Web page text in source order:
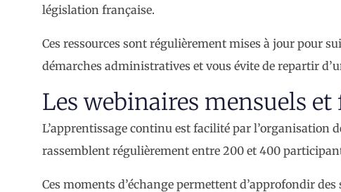
législation française.
Ces ressources sont régulièrement mises à jour pour
démarches administratives et vous évite de repartir
Les webinaires mensuels
L’apprentissage continu est facilité par l’organisation
rassemblent régulièrement entre 200 et 400
Ces moments d’échange permettent d’approfondir